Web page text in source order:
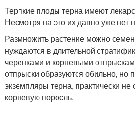
Терпкие плоды терна имеют
Несмотря на это их давно уже нет
Размножить растение можно
нуждаются в длительной
черенками и корневыми
отпрыски образуются обильно, но
экземпляры терна, практически
корневую поросль.